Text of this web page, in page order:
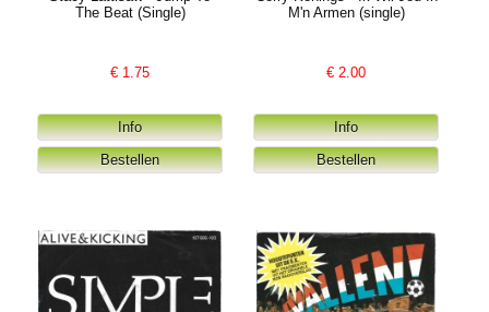
The Beat (Single)
€ 1.75
M'n Armen (single)
€ 2.00